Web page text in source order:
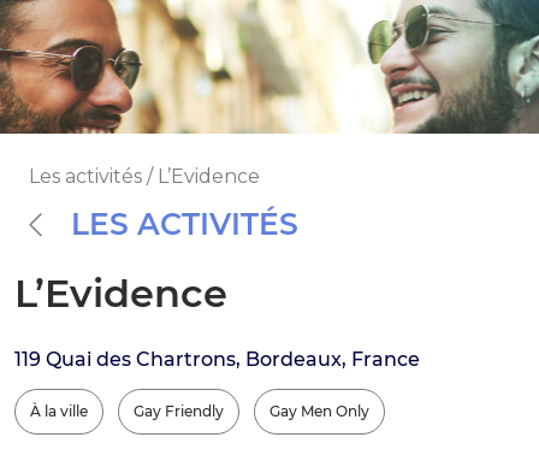
Les activités / L’Evidence
LES ACTIVITÉS
L’Evidence
119 Quai des Chartrons, Bordeaux, France
À la ville Gay Friendly Gay Men Only